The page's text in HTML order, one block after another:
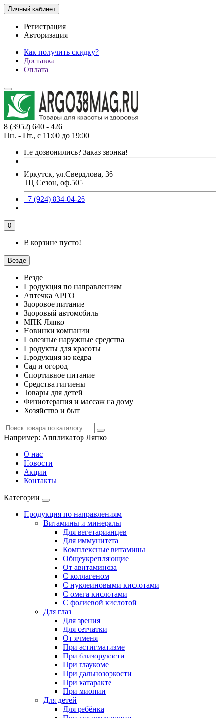
Личный кабинет
Регистрация
Авторизация
Как получить скидку?
Доставка
Оплата
8 (3952) 640 - 426
Пн. - Пт., с 11:00 до 19:00
Не дозвонились? Заказ звонка!
Иркутск, ул.Свердлова, 36
ТЦ Сезон, оф.505
+7 (924) 834-04-26
0
В корзине пусто!
Везде
Везде
Продукция по направлениям
Аптечка АРГО
Здоровое питание
Здоровый автомобиль
МПК Ляпко
Новинки компании
Полезные наружные средства
Продукты для красоты
Продукция из кедра
Сад и огород
Спортивное питание
Средства гигиены
Товары для детей
Физиотерапия и массаж на дому
Хозяйство и быт
Например: Аппликатор Ляпко
О нас
Новости
Акции
Контакты
Категории
Продукция по направлениям
Витамины и минералы
Для вегетарианцев
Для иммунитета
Комплексные витамины
Общеукрепляющие
От авитаминоза
С коллагеном
С нуклеиновыми кислотами
С омега кислотами
С фолиевой кислотой
Для глаз
Для зрения
Для сетчатки
От ячменя
При астигматизме
При близорукости
При глаукоме
При дальнозоркости
При катаракте
При миопии
Для детей
Для ребёнка